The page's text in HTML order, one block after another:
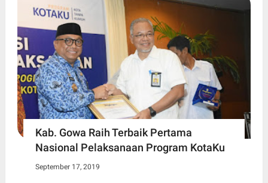
Kab. Gowa Raih Terbaik Pertama
Nasional Pelaksanaan Program KotaKu
September 17, 2019